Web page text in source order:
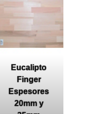
Eucalipto
Finger
Espesores
20mm y